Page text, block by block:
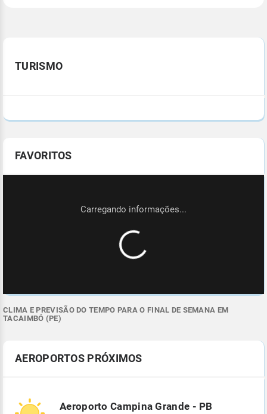
TURISMO
FAVORITOS
CLIMA E PREVISÃO DO TEMPO PARA O FINAL DE SEMANA EM
TACAIMBÓ (PE)
AEROPORTOS PRÓXIMOS
Aeroporto Campina Grande - PB